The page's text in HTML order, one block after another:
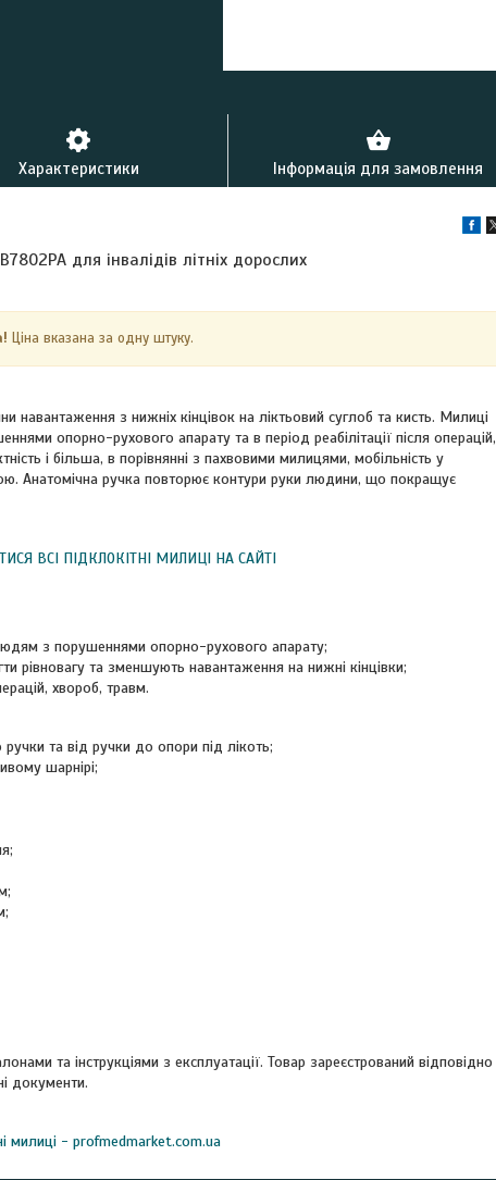
Характеристики Інформація для замовлення
для інвалідів літніх дорослих
Ціна вказана за одну штуку.
навантаження з нижніх кінцівок на ліктьовий суглоб та кисть. Милиці
опорно-рухового апарату та в період реабілітації після операцій,
і більша, в порівнянні з пахвовими милицями, мобільність у
Анатомічна ручка повторює контури руки людини, що покращує
ВСІ ПІДКЛОКІТНІ МИЛИЦІ НА САЙТІ
з порушеннями опорно-рухового апарату;
рівновагу та зменшують навантаження на нижні кінцівки;
хвороб, травм.
та від ручки до опори під лікоть;
шарнірі;
та інструкціями з експлуатації. Товар зареєстрований відповідно
документи.
милиці - profmedmarket.com.ua